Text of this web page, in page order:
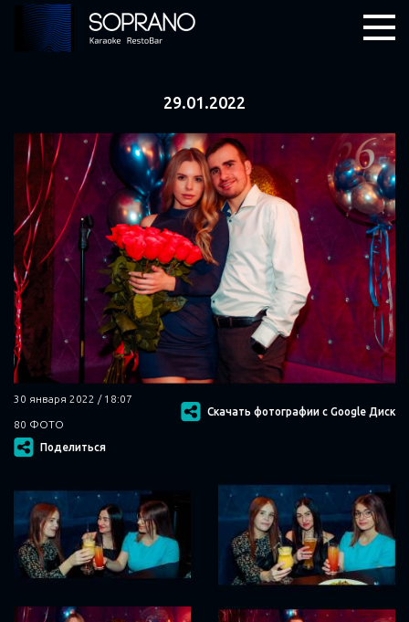
29.01.2022
30 января 2022 / 18:07
80 ФОТО
Скачать фотографии с Google Диск
Поделиться